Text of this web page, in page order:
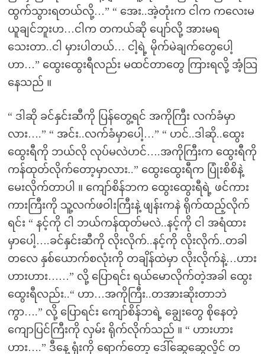
ထွက်သွားရတယ်လို့…” “ အေး..အဲ့တုံးက ငါက ကလေးမ
ယူချင်ဘူးဟ…ငါက တကယ်ဆို ပျော်လို့ အားမရ
သေးတာ..ငါ မှားပါတယ်… ငါ့ရဲ့ မိုက်မဲချက်တွေပေါ့
ဟာ…” ထွေးထွေးရီလည်း မထင်တာတွေ ကြားရလို့ အံ့သြ
နေသည် ။
“ ဒါဆို ခင်နှင်းဆီကို ပြန်တွေ့ရင် အကိုကြီး လက်ခံမှာ
လား….” “ အင်း..လက်ခံမှာပေါ့…” “ ဟင်..ဒါဆို..ထွေး
ထွေးရီကို ဘယ်လို လုပ်မလဲဟင်….အကိုကြီးက ထွေးရီကို
ကန်ထုတ်လိုက်တော့မှာလား..” ထွေးထွေးရီက ပြုံးစိစိနဲ့
မေးလိုက်တာပါ ။ ကျော်စိန်ဘက ထွေးထွေးရီရဲ့ ဖင်ကား
ကားကြီးကို သူ့လက်ဖဝါးကြီးနဲ့ ဖျန်းကနဲ ရိုက်ထည့်လိုက်
ရင်း “ နင့်ကို ငါ ဘယ်ကန်ထုတ်မလဲ..နင့်ကို ငါ အရံထား
မှာပေါ့….ခင်နှင်းဆီကို လိုးလိုက်..နင့်ကို လိုးလိုက်..တခါ
တလေ နှစ်ယောက်စလုံးကို တချိန်ထဲမှာ လိုးလိုက်နဲ့…ဟား
ဟားဟား……” လို့ ပြောရင်း ရယ်မောလိုက်တဲ့အခါ ထွေး
ထွေးရီလည်း..“ ဟာ…အကိုကြီး..တအားဆိုးတာဘဲ
ကွာ….” လို့ ပြောရင်း ကျော်စိန်ဘရဲ့ ချွေးတွေ စိုနေတဲ့
ကျောပြင်ကြီးကို လှမ်း ရိုက်လိုက်သည် ။ “ ဟားဟား
ဟား….” ဒီနေ့ ရုံးကို ရောက်တော့ ဒေါ်ဆွေဆွေလှိုင် တ